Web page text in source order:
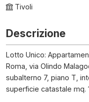
Tivoli
Descrizione
Lotto Unico:
Roma, via Olindo
subalterno 7, piano T,
superficie catastale mq.